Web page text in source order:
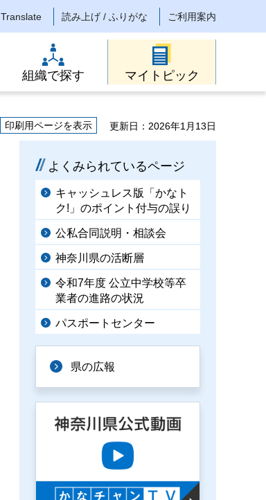
Translate 読み上げ / ふりがな ご利用案内
組織で探す マイトピック
印刷用ページを表示
更新日：2026年1月13日
よくみられているページ
キャッシュレス版「かなト
ク!」のポイント付与の誤り
公私合同説明・相談会
神奈川県の活断層
令和7年度 公立中学校等卒
業者の進路の状況
パスポートセンター
県の広報